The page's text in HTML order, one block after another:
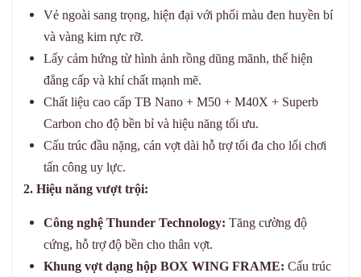
Vẻ ngoài sang trọng, hiện đại với phối màu đen huyền bí
và vàng kim rực rỡ.
Lấy cảm hứng từ hình ảnh rồng dũng mãnh, thể hiện
đẳng cấp và khí chất mạnh mẽ.
Chất liệu cao cấp TB Nano + M50 + M40X + Superb
Carbon cho độ bền bỉ và hiệu năng tối ưu.
Cấu trúc đầu nặng, cán vợt dài hỗ trợ tối đa cho lối chơi
tấn công uy lực.
2. Hiệu năng vượt trội:
Công nghệ Thunder Technology: Tăng cường độ
cứng, hỗ trợ độ bền cho thân vợt.
Khung vợt dạng hộp BOX WING FRAME: Cấu trúc